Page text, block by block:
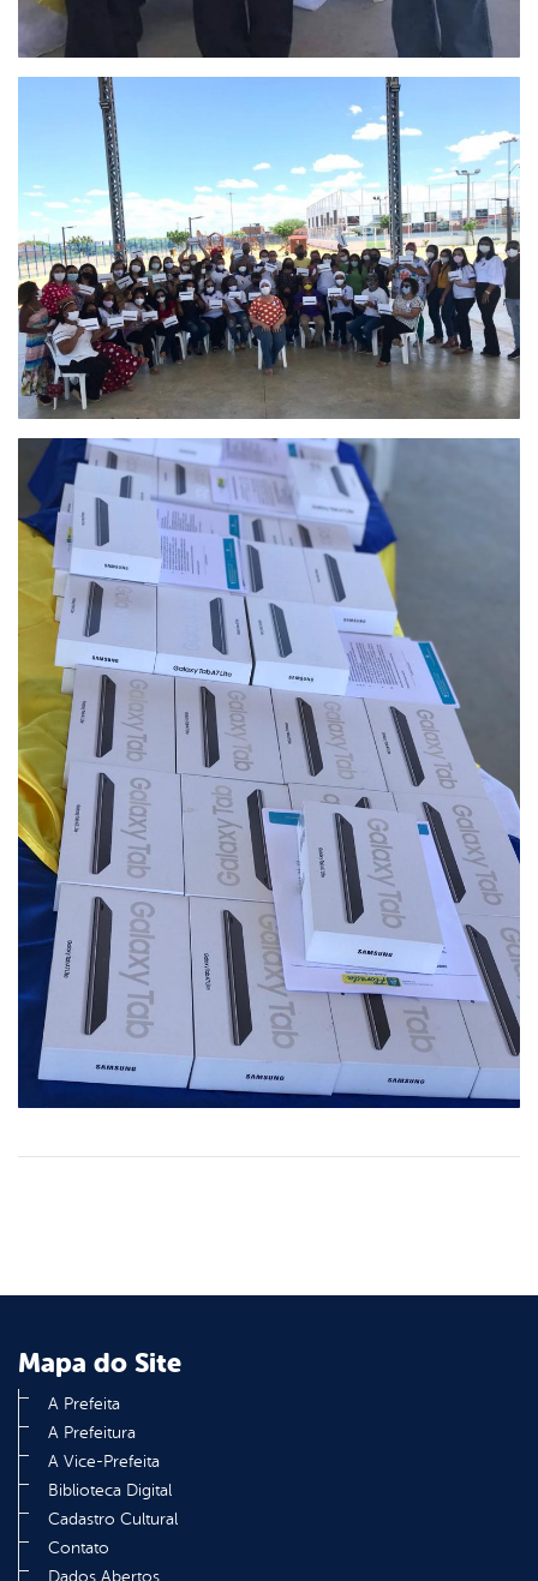
Mapa do Site
A Prefeita
A Prefeitura
A Vice-Prefeita
Biblioteca Digital
Cadastro Cultural
Contato
Dados Abertos